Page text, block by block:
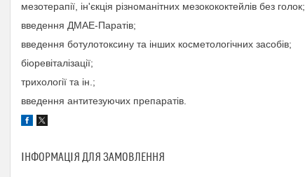
мезотерапії, ін'єкція різноманітних мезокококтейлів без голок;
введення ДМАЕ-Паратів;
введення ботулотоксину та інших косметологічних засобів;
біоревіталізації;
трихології та ін.;
введення антитезуючих препаратів.
ІНФОРМАЦІЯ ДЛЯ ЗАМОВЛЕННЯ